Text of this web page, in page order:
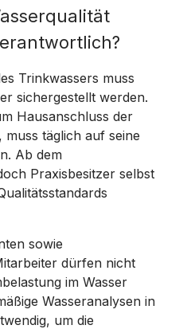
Trinkwassers muss
sichergestellt werden.
Hausanschluss der
täglich auf seine
Ab dem
Praxisbesitzer selbst
sowie
dürfen nicht
im Wasser
Wasseranalysen in
um die